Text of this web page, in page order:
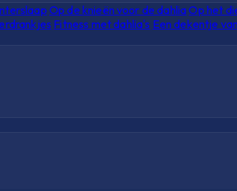
Op de knieën voor de dahliaOp het
Fitness met dahlia's Een dekentje